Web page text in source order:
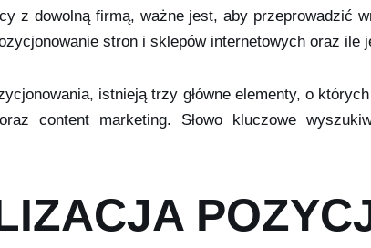
z dowolną firmą, ważne jest, aby przeprowadzić
stron i sklepów internetowych oraz ile
istnieją trzy główne elementy, o
content marketing. Słowo kluczowe